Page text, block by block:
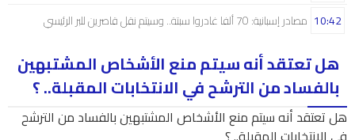
مصادر إسبانية: 70 ألفا غادروا سبتة.. وسيتم نقل قاصرين للبر الرئيسي 10:42
هل تعتقد أنه سيتم منع الأشخاص المشتبهين
بالفساد من الترشح في الانتخابات المقبلة.. ؟
هل تعتقد أنه سيتم منع الأشخاص المشتبهين بالفساد من الترشح